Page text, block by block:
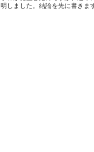
明しました。結論を先に書きま